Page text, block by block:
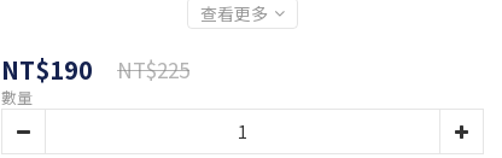
查看更多
NT$190 NT$225
數量